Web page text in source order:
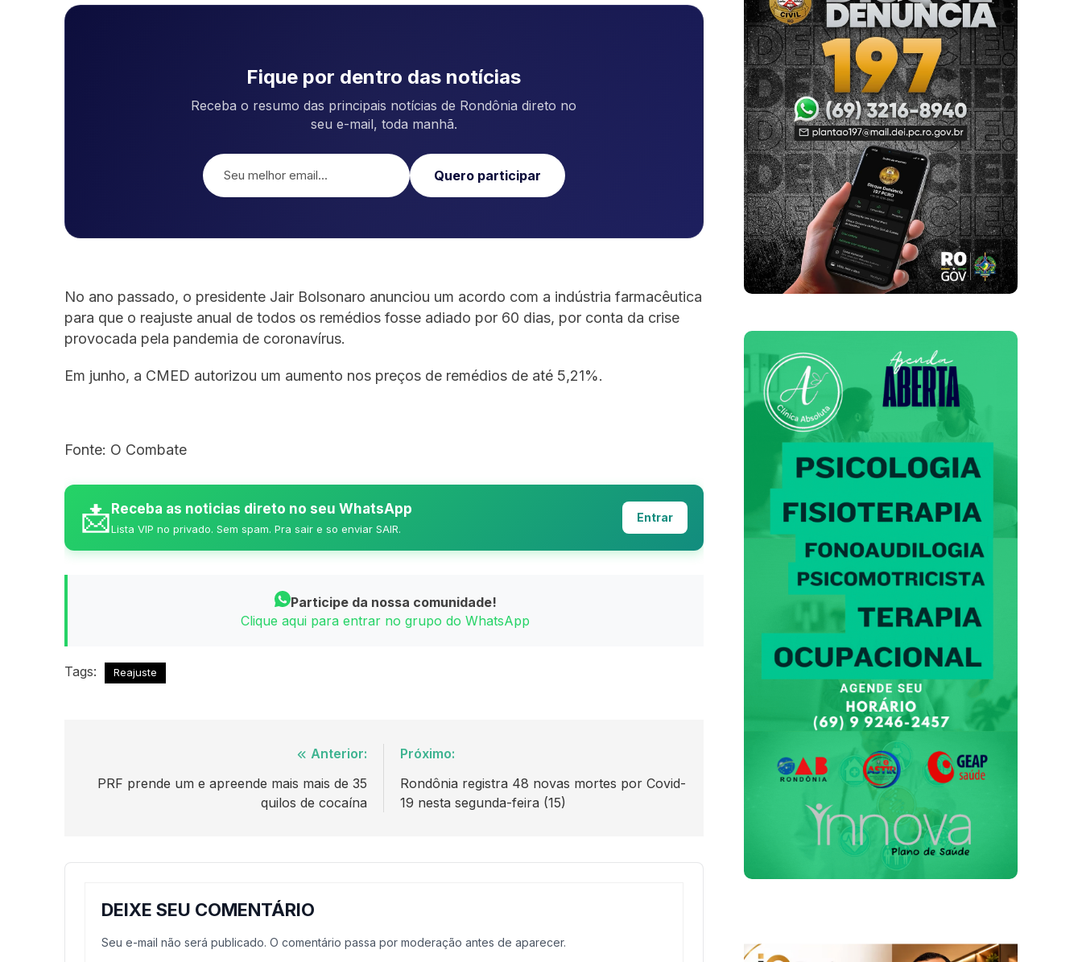
Fique por dentro das notícias
Receba o resumo das principais notícias de Rondônia direto no
seu e-mail, toda manhã.
Quero participar
No ano passado, o presidente Jair Bolsonaro anunciou um acordo com a indústria farmacêutica
para que o reajuste anual de todos os remédios fosse adiado por 60 dias, por conta da crise
provocada pela pandemia de coronavírus.
Em junho, a CMED autorizou um aumento nos preços de remédios de até 5,21%.
Fonte: O Combate
📩Receba as noticias direto no seu WhatsApp
Lista VIP no privado. Sem spam. Pra sair e so enviar SAIR.
Entrar
Participe da nossa comunidade!
Clique aqui para entrar no grupo do WhatsApp
Tags: Reajuste
de
Anterior:
PRF prende um e apreende mais mais de 35
quilos de cocaína
Próximo:
Rondônia registra 48 novas mortes por Covid-
19 nesta segunda-feira (15)
DEIXE SEU COMENTÁRIO
Seu e-mail não será publicado. O comentário passa por moderação antes de aparecer.